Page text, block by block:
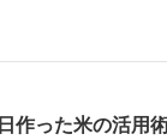
作った米の活用